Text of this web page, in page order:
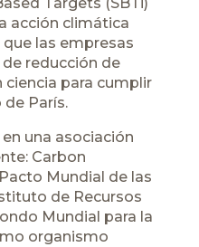
acción climática
las empresas
reducción de
para cumplir
París.
una asociación
Carbon
Mundial de las
de Recursos
Mundial para la
organismo